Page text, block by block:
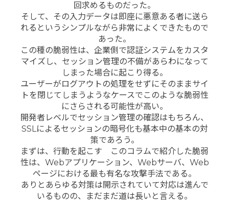
回求めるものだった。
そして、その入力データは即座に悪意ある者に送ら
れるというシンプルながら非常によくできたもので
あった。
この種の脆弱性は、企業側で認証システムをカスタ
マイズし、セッション管理の不備があらわになって
しまった場合に起こり得る。
ユーザーがログアウトの処理をせずにそのままサイ
トを閉じてしまうようなケースでこのような脆弱性
にさらされる可能性が高い。
開発者レベルでセッション管理の確認はもちろん、
SSLによるセッションの暗号化も基本中の基本の対
策であろう。
まずは、行動を起こす このコラムで紹介した脆弱
性は、Webアプリケーション、Webサーバ、Web
ページにおける最も有名な攻撃手法である。
ありとあらゆる対策は開示されていて対応は進んで
いるものの、まだまだ道は長いと言える。